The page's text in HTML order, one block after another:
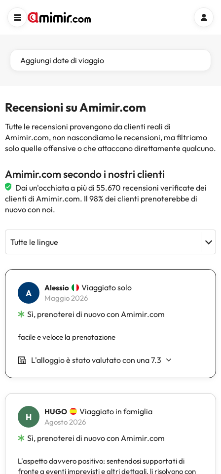
Aggiungi date di viaggio
Recensioni su Amimir.com
Tutte le recensioni provengono da clienti reali di
Amimir.com, non nascondiamo le recensioni, ma filtriamo
solo quelle offensive o che attaccano direttamente qualcuno.
Amimir.com secondo i nostri clienti
Dai un'occhiata a più di 55.670 recensioni verificate dei
clienti di Amimir.com. Il 98% dei clienti prenoterebbe di
nuovo con noi.